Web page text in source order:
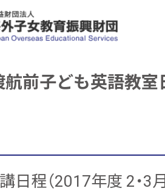
前子ども英語教室
日程（2017年度 2・3